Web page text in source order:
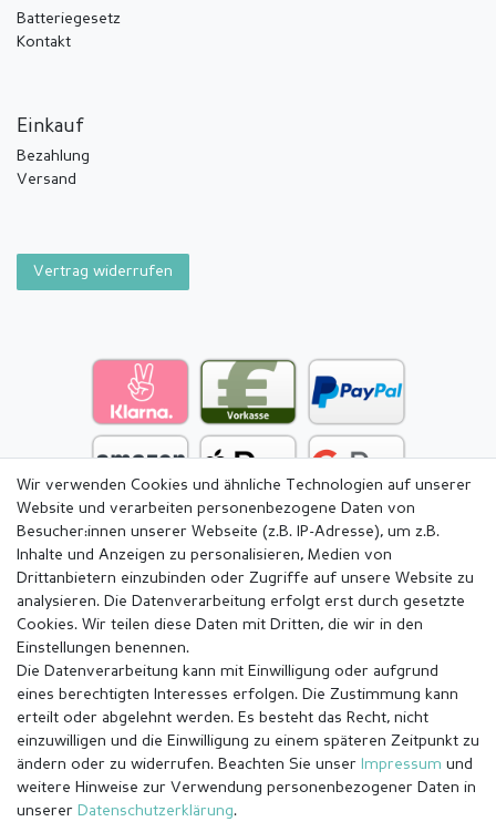
Batteriegesetz
Kontakt
Einkauf
Bezahlung
Versand
Vertrag widerrufen
Impressum Daten­schutz­erklärung
Wir verwenden Cookies und ähnliche Technologien auf unserer
Website und verarbeiten personenbezogene Daten von
Besucher:innen unserer Webseite (z.B. IP-Adresse), um z.B.
Inhalte und Anzeigen zu personalisieren, Medien von
Drittanbietern einzubinden oder Zugriffe auf unsere Website zu
analysieren. Die Datenverarbeitung erfolgt erst durch gesetzte
Cookies. Wir teilen diese Daten mit Dritten, die wir in den
Einstellungen benennen.
Die Datenverarbeitung kann mit Einwilligung oder aufgrund
eines berechtigten Interesses erfolgen. Die Zustimmung kann
erteilt oder abgelehnt werden. Es besteht das Recht, nicht
einzuwilligen und die Einwilligung zu einem späteren Zeitpunkt zu
ändern oder zu widerrufen. Beachten Sie unser Impressum und
weitere Hinweise zur Verwendung personenbezogener Daten in
unserer Daten­schutz­erklärung.